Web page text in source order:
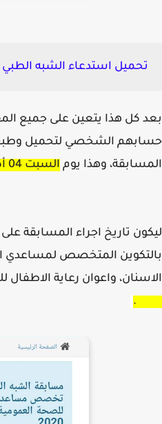
تحميل استدعاء الشبه الطبي 2025:
كل هذا يتعين على جميع
الشخصي لتحميل وطبع
وهذا يومالسبت 04 أكتوبر 2025.
تاريخ اجراء المسابقة على
المتخصص لمساعدي
واعوان رعاية الاطفال